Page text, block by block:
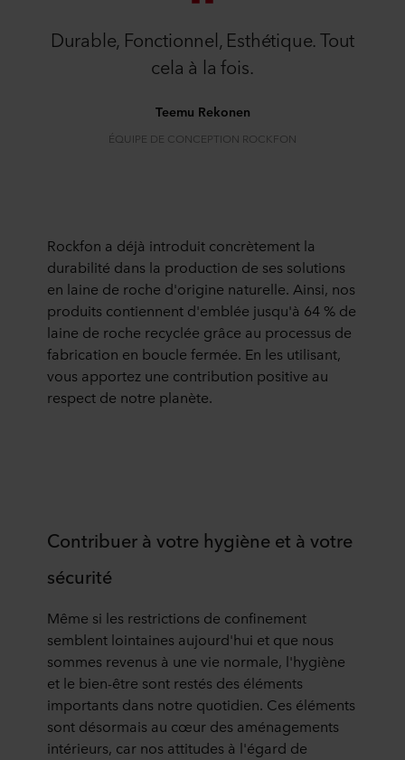
Durable, Fonctionnel, Esthétique. Tout
cela à la fois.
Teemu Rekonen
ÉQUIPE DE CONCEPTION ROCKFON
Rockfon a déjà introduit concrètement la
durabilité dans la production de ses solutions
en laine de roche d'origine naturelle. Ainsi, nos
produits contiennent d'emblée jusqu'à 64 % de
laine de roche recyclée grâce au processus de
fabrication en boucle fermée. En les utilisant,
vous apportez une contribution positive au
respect de notre planète.
Contribuer à votre hygiène et à votre
sécurité
Même si les restrictions de confinement
semblent lointaines aujourd'hui et que nous
sommes revenus à une vie normale, l'hygiène
et le bien-être sont restés des éléments
importants dans notre quotidien. Ces éléments
sont désormais au cœur des aménagements
intérieurs, car nos attitudes à l'égard de